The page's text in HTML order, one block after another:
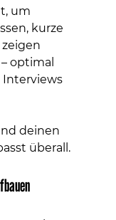
um
kurze
zeigen
optimal
deinen
überall.